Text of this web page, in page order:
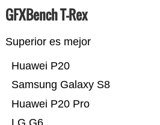
GFXBench T-Rex
Superior es mejor
Huawei P20 Pro
Samsung Galaxy S8
Huawei P20